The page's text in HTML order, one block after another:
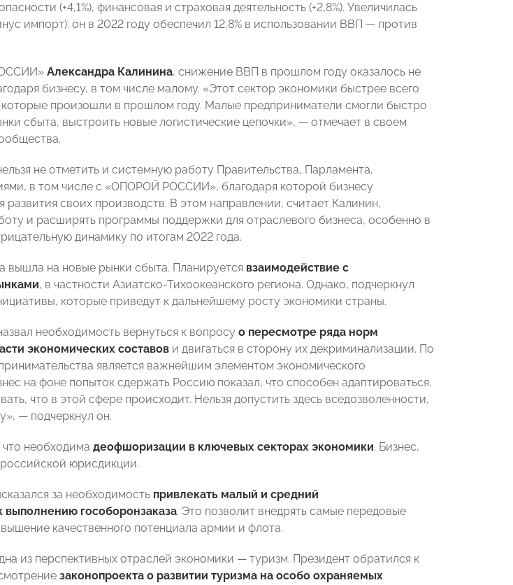
(+4,1%), финансовая и страховая деятельность (+2,8%). Увеличилась
импорт): он в 2022 году обеспечил 12,8% в использовании ВВП — против
Александра Калинина, снижение ВВП в прошлом году оказалось не
бизнесу, в том числе малому. «Этот сектор экономики быстрее всего
произошли в прошлом году. Малые предприниматели смогли быстро
сбыта, выстроить новые логистические цепочки», — отмечает в своем
не отметить и системную работу Правительства, Парламента,
в том числе с «ОПОРОЙ РОССИИ», благодаря которой бизнесу
своих производств. В этом направлении, считает Калинин,
и расширять программы поддержки для отраслевого бизнеса, особенно в
динамику по итогам 2022 года.
вышла на новые рынки сбыта. Планируется взаимодействие с
, в частности Азиатско-Тихоокеанского региона. Однако, подчеркнул
которые приведут к дальнейшему росту экономики страны.
необходимость вернуться к вопросу о пересмотре ряда норм
экономических составов и двигаться в сторону их декриминализации. По
является важнейшим элементом экономического
на фоне попыток сдержать Россию показал, что способен адаптироваться.
что в этой сфере происходит. Нельзя допустить здесь вседозволенности,
— подчеркнул он.
что необходима деофшоризации в ключевых секторах экономики. Бизнес,
юрисдикции.
за необходимость привлекать малый и средний
выполнению гособоронзаказа. Это позволит внедрять самые передовые
качественного потенциала армии и флота.
из перспективных отраслей экономики — туризм. Президент обратился к
законопроекта о развитии туризма на особо охраняемых